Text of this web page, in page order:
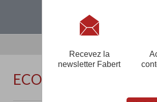
Loguez-vous, créez
ECOLE PRIVEE
Recevez la
newsletter Fabert